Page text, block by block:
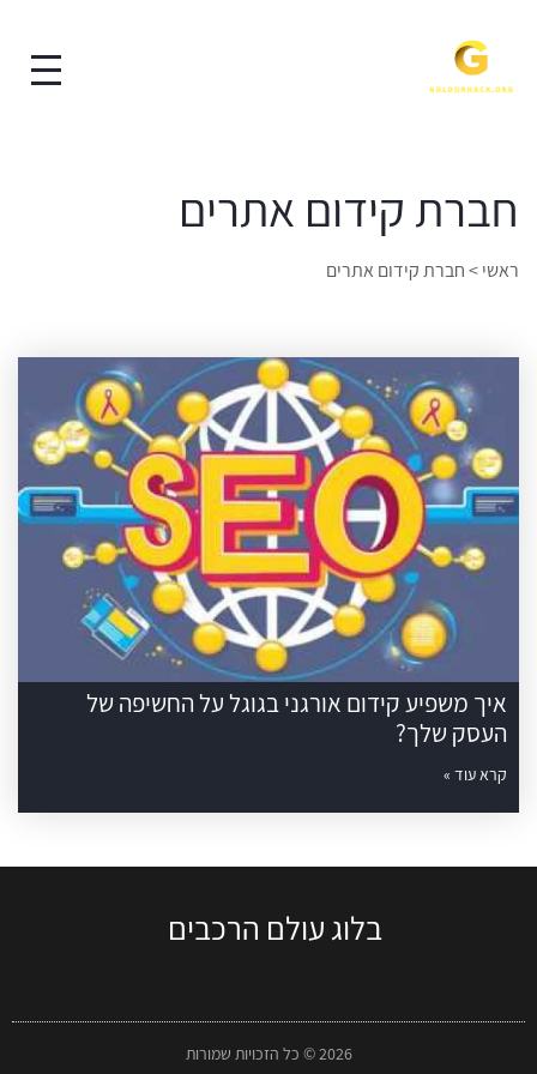
חברת קידום אתרים
ראשי>חברת קידום אתרים
איך משפיע קידום אורגני בגוגל על החשיפה של
העסק שלך?
קרא עוד »
בלוג עולם הרכבים
2026 © כל הזכויות שמורות